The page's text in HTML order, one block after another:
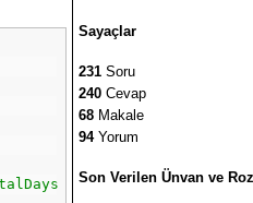
>= 3)
Sayaçlar
231 Soru
240 Cevap
68 Makale
94Yorum
Son Verilen Ünvan ve